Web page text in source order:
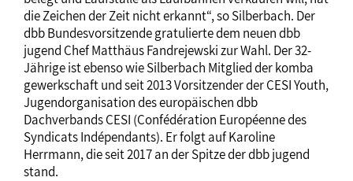
die Zeichen der Zeit nicht erkannt“, so Silberbach. Der
dbb Bundesvorsitzende gratulierte dem neuen dbb
jugend Chef Matthäus Fandrejewski zur Wahl. Der 32-
Jährige ist ebenso wie Silberbach Mitglied der komba
gewerkschaft und seit 2013 Vorsitzender der CESI Youth,
Jugendorganisation des europäischen dbb
Dachverbands CESI (Confédération Européenne des
Syndicats Indépendants). Er folgt auf Karoline
Herrmann, die seit 2017 an der Spitze der dbb jugend
stand.